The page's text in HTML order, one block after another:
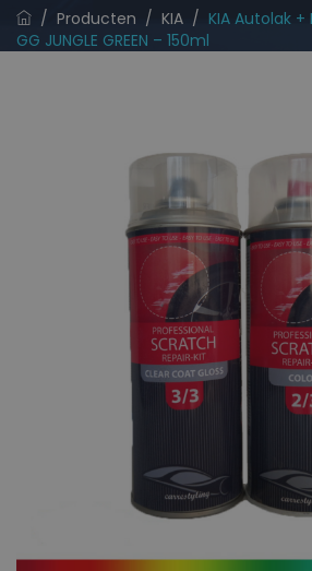
/ Producten / KIA / KIA Autolak +
GG JUNGLE GREEN – 150ml